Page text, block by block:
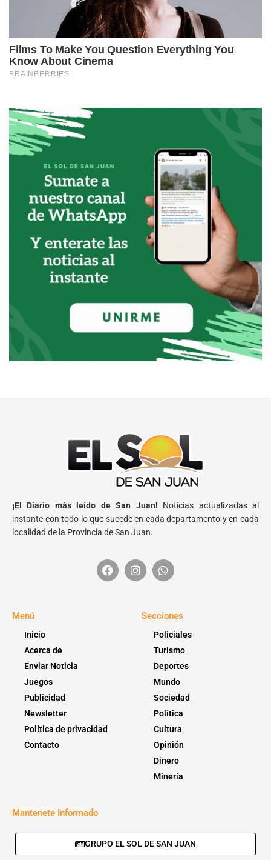
¡El Diario más leído de San Juan! Noticias actualizadas al
instante con todo lo que sucede en cada departamento y en cada
localidad de la Provincia de San Juan.
Menú
Inicio
Acerca de
Enviar Noticia
Juegos
Publicidad
Newsletter
Política de privacidad
Contacto
Secciones
Policiales
Turismo
Deportes
Mundo
Sociedad
Política
Cultura
Opinión
Dinero
Minería
Mantenete Informado
GRUPO EL SOL DE SAN JUAN